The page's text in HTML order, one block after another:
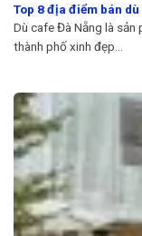
Top 8 địa điểm bán
Dù cafe Đà Nẵng là
thành phố xinh đẹp...